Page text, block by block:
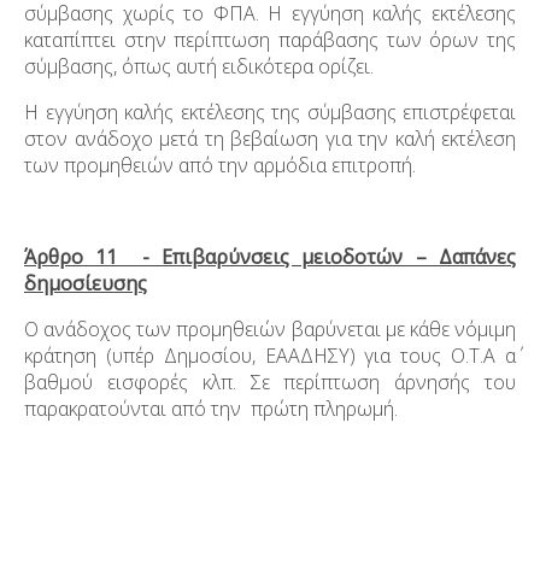
σύμβασης χωρίς το ΦΠΑ. Η εγγύηση καλής εκτέλεσης
καταπίπτει στην περίπτωση παράβασης των όρων της
σύμβασης, όπως αυτή ειδικότερα ορίζει.
Η εγγύηση καλής εκτέλεσης της σύμβασης επιστρέφεται
στον ανάδοχο μετά τη βεβαίωση για την καλή εκτέλεση
των προμηθειών από την αρμόδια επιτροπή.
Άρθρο 11 - Επιβαρύνσεις μειοδοτών – Δαπάνες
δημοσίευσης
Ο ανάδοχος των προμηθειών βαρύνεται με κάθε νόμιμη
κράτηση (υπέρ Δημοσίου, ΕΑΑΔΗΣΥ) για τους Ο.Τ.Α α΄
βαθμού εισφορές κλπ. Σε περίπτωση άρνησής του
παρακρατούνται από την πρώτη πληρωμή.